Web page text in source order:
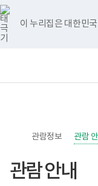
이 누리집은 대한민
너
비
767px
이
하
록
원
한
메
홈
>
관람정보
>
관람
관람 안내
본
문
시
작
본
문
종
료
페
이
스
북
유
튜
브
인
스
타
그
램